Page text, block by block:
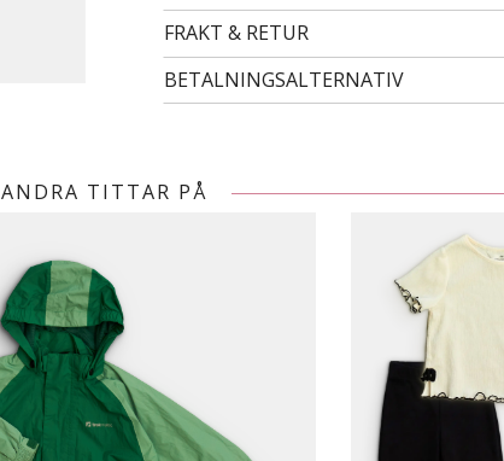
FRAKT & RETUR
BETALNINGSALTERNATIV
ANDRA TITTAR PÅ